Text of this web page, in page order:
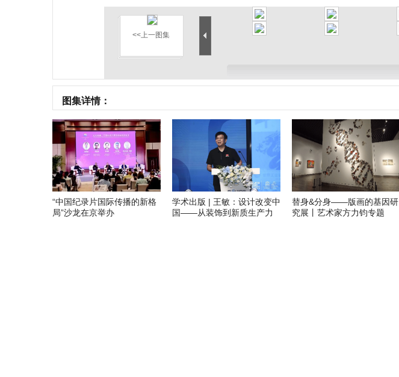
<<上一图集
图集详情：
“中国纪录片国际传播的新格
局”沙龙在京举办
学术出版 | 王敏：设计改变中
国——从装饰到新质生产力
替身&分身——版画的基因研
究展丨艺术家方力钧专题